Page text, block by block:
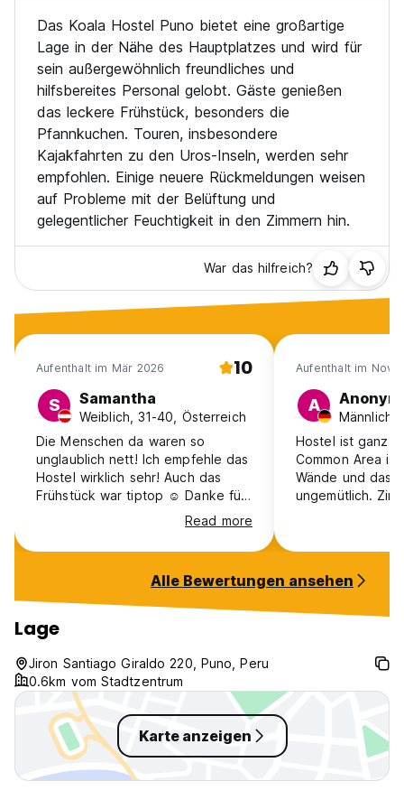
Das Koala Hostel Puno bietet eine großartige
Lage in der Nähe des Hauptplatzes und wird für
sein außergewöhnlich freundliches und
hilfsbereites Personal gelobt. Gäste genießen
das leckere Frühstück, besonders die
Pfannkuchen. Touren, insbesondere
Kajakfahrten zu den Uros-Inseln, werden sehr
empfohlen. Einige neuere Rückmeldungen weisen
auf Probleme mit der Belüftung und
gelegentlicher Feuchtigkeit in den Zimmern hin.
War das hilfreich?
Aufenthalt im Mär 2026 10
S Samantha
Weiblich, 31-40, Österreich
Die Menschen da waren so
unglaublich nett! Ich empfehle das
Hostel wirklich sehr! Auch das
Frühstück war tiptop ☺️ Danke für
Read more
Aufenthalt im Nov
A Anonym
Hostel ist ganz
Common Area
Wände und das
ungemütlich.
Alle Bewertungen ansehen
Lage
Jiron Santiago Giraldo 220, Puno, Peru
0.6km vom Stadtzentrum
Karte anzeigen